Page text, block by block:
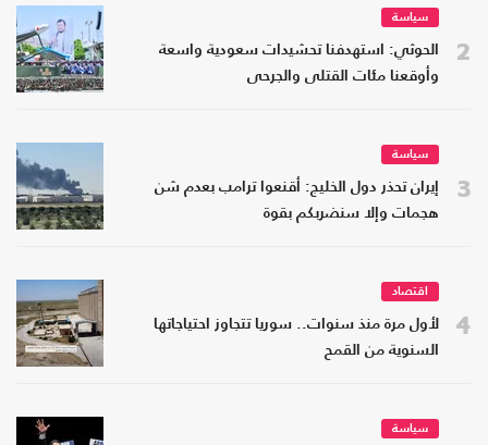
2
سياسة
الحوثي: استهدفنا تحشيدات سعودية واسعة
وأوقعنا مئات القتلى والجرحى
3
سياسة
إيران تحذر دول الخليج: أقنعوا ترامب بعدم شن
هجمات وإلا سنضربكم بقوة
4
اقتصاد
لأول مرة منذ سنوات.. سوريا تتجاوز احتياجاتها
السنوية من القمح
سياسة